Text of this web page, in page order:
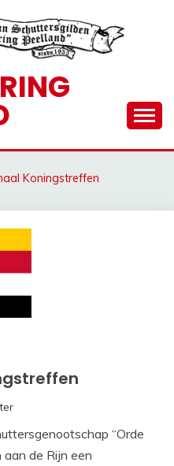
Koningstreffen
“Orde
aan de Rijn een